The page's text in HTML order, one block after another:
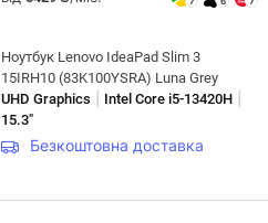
Ноутбук Lenovo IdeaPad Slim 3
15IRH10 (83K100YSRA) Luna Grey
UHD Graphics
Intel Core i5-13420H
15.3"
Безкоштовна доставка